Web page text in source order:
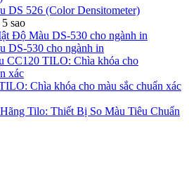
526 (Color Densitometer)
5 sao
DS-530 cho ngành in
Chìa khóa cho màu sắc chuẩn xác
Tilo: Thiết Bị So Màu Tiêu Chuẩn